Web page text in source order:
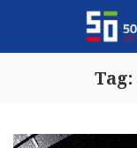
Tag: